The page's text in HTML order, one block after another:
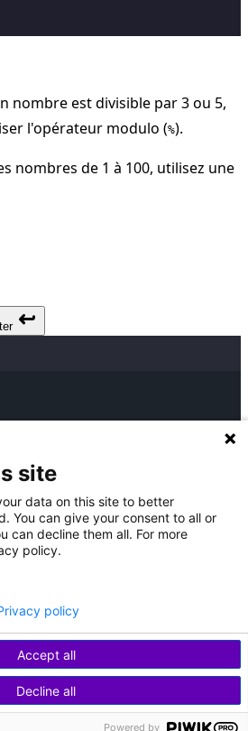
nombre est divisible par 3 ou 5,
l'opérateur modulo (%).
nombres de 1 à 100, utilisez une
keyboard_return
pas de tests et ne peut pas
de remplir les conditions de
cet exercice comme terminé, il te
sur le bouton ci-dessous ☝️
site
data on this site to better
You can give your consent to all or
can decline them all. For more
policy.
Accept all
Decline all
policy
Powered by